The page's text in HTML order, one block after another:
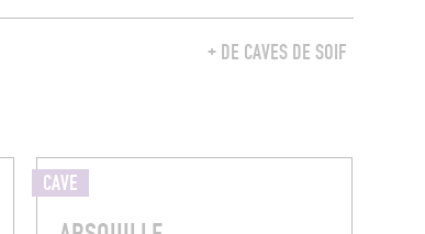
+ DE CAVES DE SOIF
CAVE